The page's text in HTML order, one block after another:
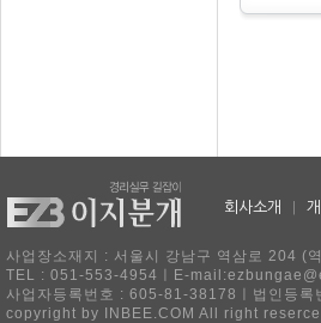
회사소개
사업장소재지 : 서울시 강남구 역삼로 204 (
TEL : 051-553-4954ㅣE-
사업자등록번호 : 605-81-38178ㅣ법인등
copyright by INBEE.COM All right